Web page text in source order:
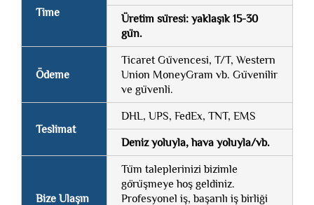
Time
Üretim süresi: yaklaşık 15-30
gün.
Ödeme
Ticaret Güvencesi, T/T, Western
Union MoneyGram vb. Güvenilir
ve güvenli.
Teslimat
DHL, UPS, FedEx, TNT, EMS
Deniz yoluyla, hava yoluyla/vb.
Bize Ulaşın
Tüm taleplerinizi bizimle
görüşmeye hoş geldiniz.
Profesyonel iş, başarılı iş birliği